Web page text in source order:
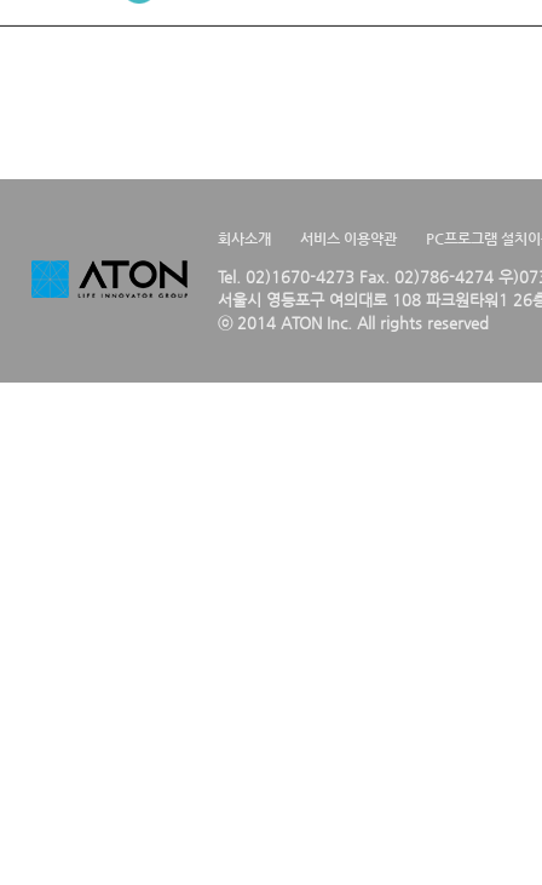
회사소개 서비스 이용약관 PC프로그램 설치
Tel. 02)1670-4273 Fax. 02)786-4274 우
서울시 영등포구 여의대로 108 파크원타워1 26
ⓒ 2014 ATON Inc. All rights reserved